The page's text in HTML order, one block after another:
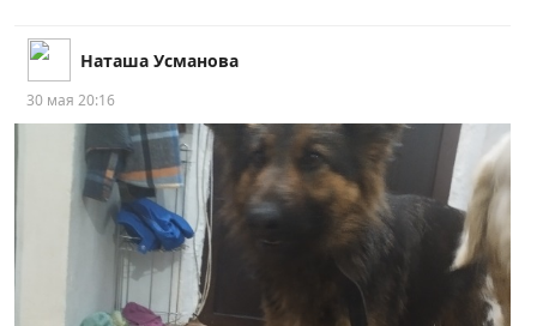
Наташа Усманова
30 мая 20:16